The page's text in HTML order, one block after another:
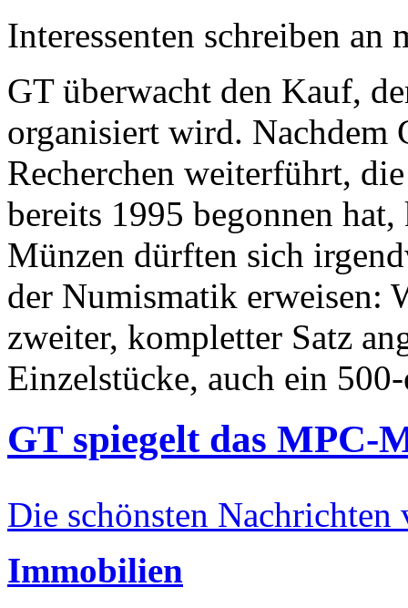
Interessenten schreiben
GT überwacht den Kauf,
organisiert wird. Nachdem
Recherchen weiterführt,
bereits 1995 begonnen
Münzen dürften sich
der Numismatik erweisen:
zweiter, kompletter Satz
Einzelstücke, auch ein
GT spiegelt das MPC-
Die schönsten Nachrichten
Immobilien